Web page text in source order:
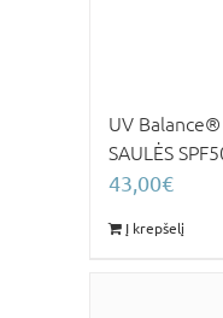
UV Balance®
SAULĖS
43,00€
Į krepšelį